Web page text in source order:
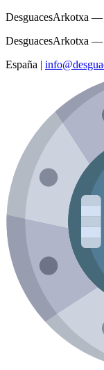
DesguacesArkotxa —
DesguacesArkotxa —
España |